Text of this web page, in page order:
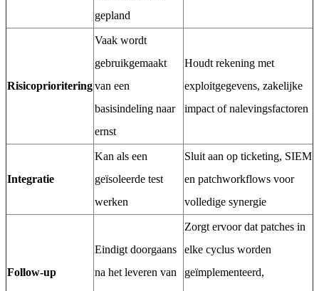
gepland
Risicoprioritering
Vaak wordt
gebruikgemaakt
van een
basisindeling naar
ernst
Houdt rekening met
exploitgegevens, zakelijke
impact of nalevingsfactoren
Integratie
Kan als een
geïsoleerde test
werken
Sluit aan op ticketing, SIEM
en patchworkflows voor
volledige synergie
Follow-up
Eindigt doorgaans
na het leveren van
Zorgt ervoor dat patches in
elke cyclus worden
geïmplementeerd,